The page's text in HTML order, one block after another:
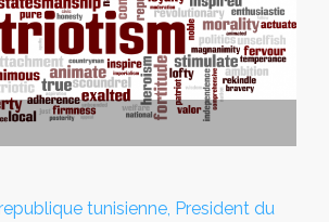
tunisienne, President du